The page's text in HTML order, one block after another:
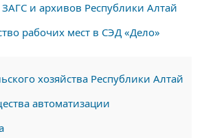
и архивов Республики Алтай
рабочих мест в СЭД «Дело»
хозяйства Республики Алтай
автоматизации